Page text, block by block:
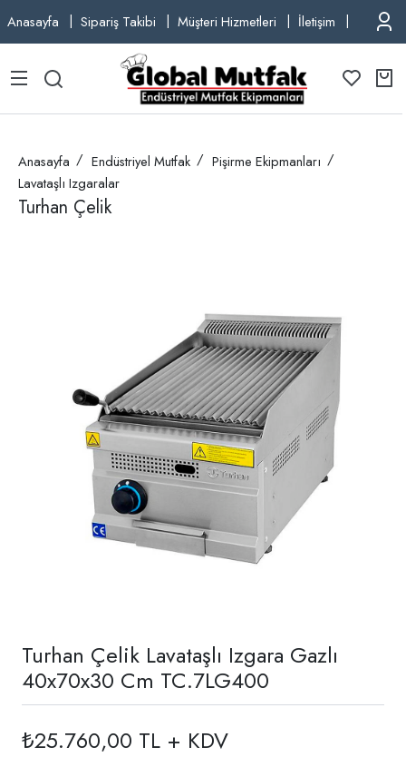
Anasayfa Sipariş Takibi Müşteri Hizmetleri İletişim TEL:
Anasayfa Endüstriyel Mutfak
Pişirme Ekipmanları
Lavataşlı Izgaralar
Turhan Çelik
Turhan Çelik Lavataşlı Izgara Gazlı
40x70x30 Cm TC.7LG400
₺25.760,00 TL + KDV